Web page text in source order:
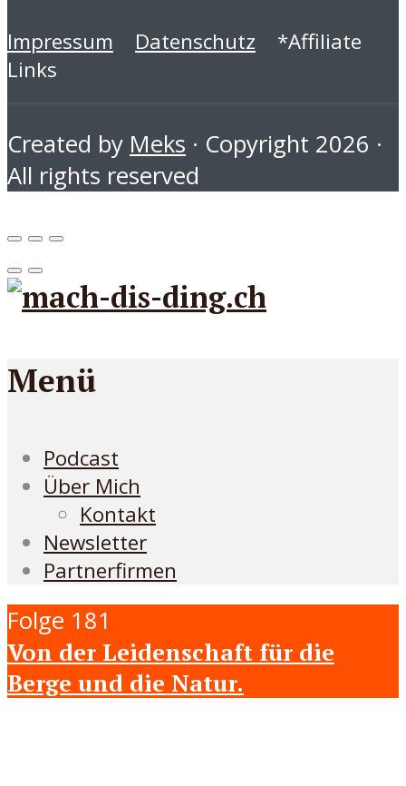
Impressum Datenschutz *Affiliate
Links
Created by Meks · Copyright 2026 ·
All rights reserved
Menü
Podcast
Über Mich
Kontakt
Newsletter
Partnerfirmen
Folge 181
Von der Leidenschaft für die
Berge und die Natur.